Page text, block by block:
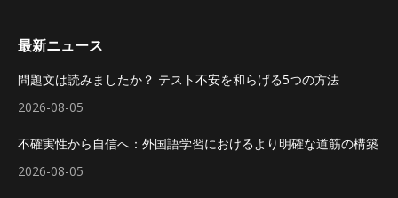
最新ニュース
問題文は読みましたか？ テスト不安を和らげる5つの方法
2026-08-05
不確実性から自信へ：外国語学習におけるより明確な道筋の構築
2026-08-05